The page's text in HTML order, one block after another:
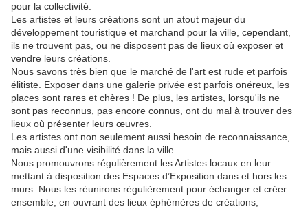
pour la collectivité.
Les artistes et leurs créations sont un atout majeur du
développement touristique et marchand pour la ville, cependant,
ils ne trouvent pas, ou ne disposent pas de lieux où exposer et
vendre leurs créations.
Nous savons très bien que le marché de l'art est rude et parfois
élitiste. Exposer dans une galerie privée est parfois onéreux, les
places sont rares et chères ! De plus, les artistes, lorsqu'ils ne
sont pas reconnus, pas encore connus, ont du mal à trouver des
lieux où présenter leurs œuvres.
Les artistes ont non seulement aussi besoin de reconnaissance,
mais aussi d'une visibilité dans la ville.
Nous promouvrons régulièrement les Artistes locaux en leur
mettant à disposition des Espaces d’Exposition dans et hors les
murs. Nous les réunirons régulièrement pour échanger et créer
ensemble, en ouvrant des lieux éphémères de créations,